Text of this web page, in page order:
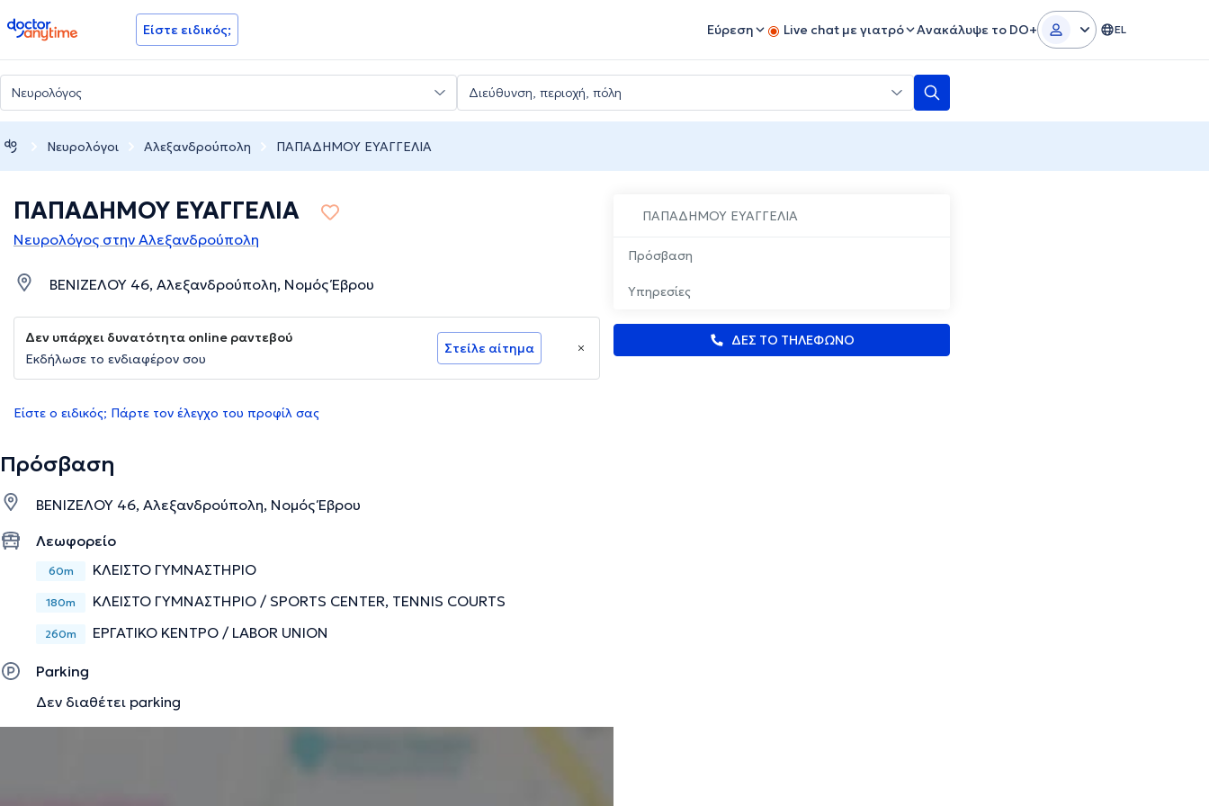
doctoranytime Είστε ειδικός; Εύρεση Live chat με γιατρό Ανακάλυψε το DO+ EL
Νευρολόγοι Αλεξανδρούπολη ΠΑΠΑΔΗΜΟΥ ΕΥΑΓΓΕΛΙΑ
ΠΑΠΑΔΗΜΟΥ ΕΥΑΓΓΕΛΙΑ
Πρόσβαση
Υπηρεσίες
ΔΕΣ ΤΟ ΤΗΛΕΦΩΝΟ
ΠΑΠΑΔΗΜΟΥ ΕΥΑΓΓΕΛΙΑ
Νευρολόγος στην Αλεξανδρούπολη
ΒΕΝΙΖΕΛΟΥ 46, Αλεξανδρούπολη, Νομός Έβρου
Δεν υπάρχει δυνατότητα online ραντεβού
Εκδήλωσε το ενδιαφέρον σου
Στείλε αίτημα
Είστε ο ειδικός; Πάρτε τον έλεγχο του προφίλ σας
Πρόσβαση
ΒΕΝΙΖΕΛΟΥ 46, Αλεξανδρούπολη, Νομός Έβρου
Λεωφορείο
60m ΚΛΕΙΣΤΟ ΓΥΜΝΑΣΤΗΡΙΟ
180m ΚΛΕΙΣΤΟ ΓΥΜΝΑΣΤΗΡΙΟ / SPORTS CENTER, TENNIS COURTS
260m ΕΡΓΑΤΙΚΟ ΚΕΝΤΡΟ / LABOR UNION
Parking
Δεν διαθέτει parking